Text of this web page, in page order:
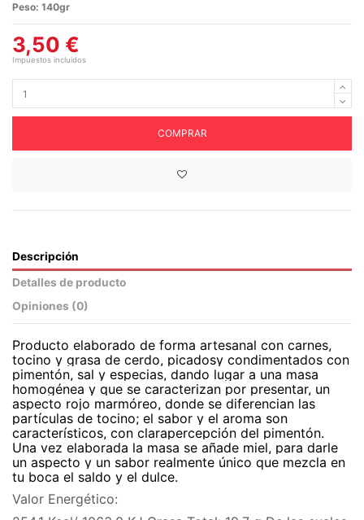
Peso: 140gr
3,50 €
Impuestos incluidos
COMPRAR
Descripción
Detalles de producto
Opiniones (0)
Producto elaborado de forma artesanal con carnes,
tocino y grasa de cerdo, picadosy condimentados con
pimentón, sal y especias, dando lugar a una masa
homogénea y que se caracterizan por presentar, un
aspecto rojo marmóreo, donde se diferencian las
partículas de tocino; el sabor y el aroma son
característicos, con clarapercepción del pimentón.
Una vez elaborada la masa se añade miel, para darle
un aspecto y un sabor realmente único que mezcla en
tu boca el saldo y el dulce.
Valor Energético: